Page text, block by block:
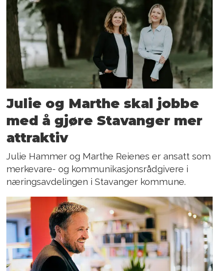
Julie og Marthe skal jobbe
med å gjøre Stavanger mer
attraktiv
Julie Hammer og Marthe Reienes er ansatt som
merkevare- og kommunikasjonsrådgivere i
næringsavdelingen i Stavanger kommune.